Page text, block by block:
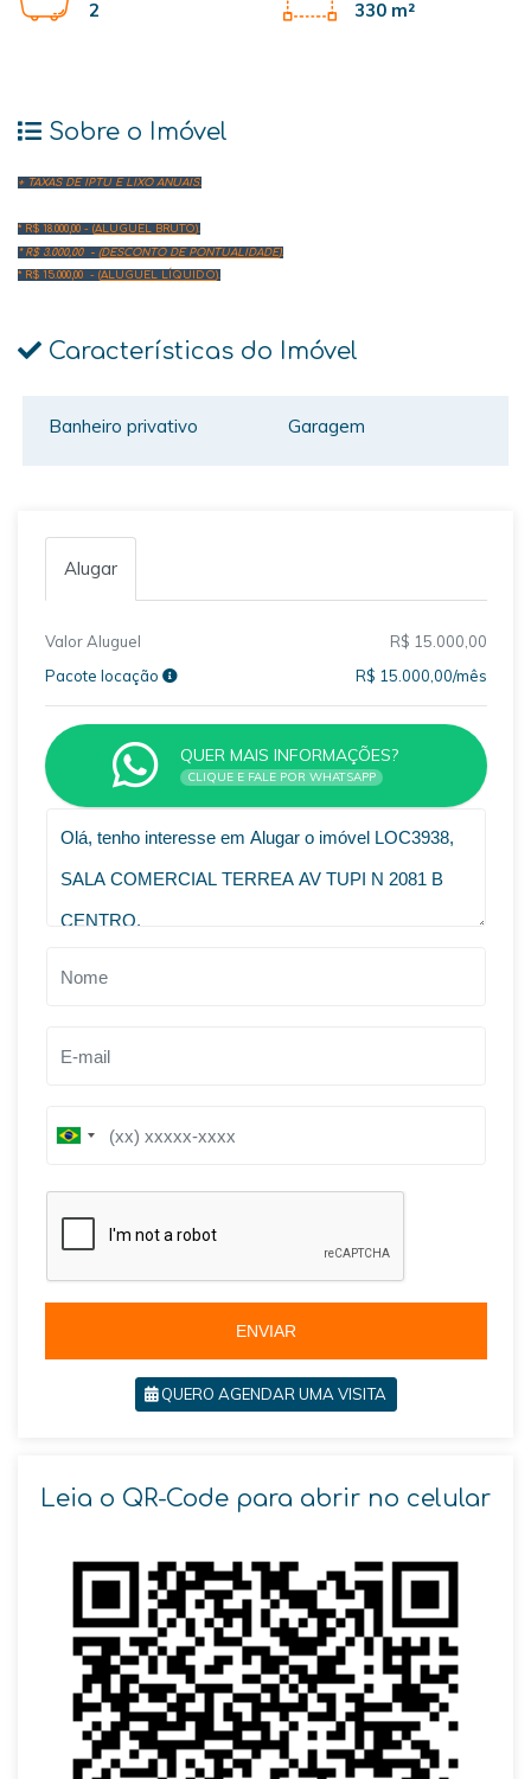
2 330 m²
Sobre o Imóvel
+ TAXAS DE IPTU E LIXO ANUAIS.
* R$ 18.000,00 - (ALUGUEL BRUTO).
* R$ 3.000,00 - (DESCONTO DE PONTUALIDADE).
* R$ 15.000,00 - (ALUGUEL LÍQUIDO).
Características do Imóvel
Banheiro privativo Garagem
Alugar
Valor Aluguel
R$ 15.000,00
Pacote locação
R$ 15.000,00/mês
QUER MAIS INFORMAÇÕES?
CLIQUE E FALE POR WHATSAPP
B
i
l
ENVIAR
QUERO AGENDAR UMA VISITA
VOLTAR
Leia o QR-Code para abrir no celular